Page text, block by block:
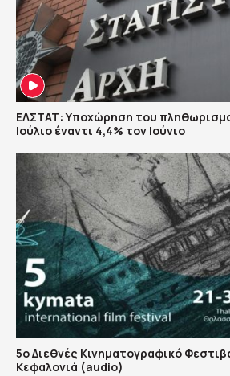
ΕΛΣΤΑΤ: Υποχώρηση του
Ιούλιο έναντι 4,4% τον Ιούνιο
5ο Διεθνές Κινηματογραφικό
Κεφαλονιά (audio)